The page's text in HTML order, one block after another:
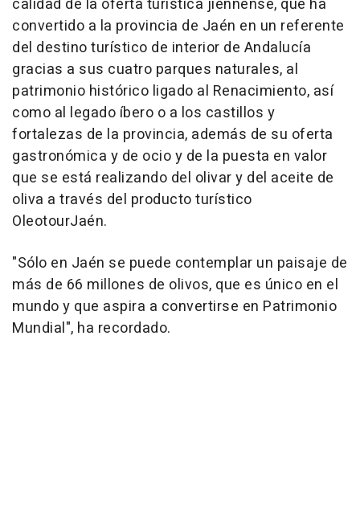
calidad de la oferta turística jiennense, que ha
convertido a la provincia de Jaén en un referente
del destino turístico de interior de Andalucía
gracias a sus cuatro parques naturales, al
patrimonio histórico ligado al Renacimiento, así
como al legado íbero o a los castillos y
fortalezas de la provincia, además de su oferta
gastronómica y de ocio y de la puesta en valor
que se está realizando del olivar y del aceite de
oliva a través del producto turístico
OleotourJaén.
"Sólo en Jaén se puede contemplar un paisaje de
más de 66 millones de olivos, que es único en el
mundo y que aspira a convertirse en Patrimonio
Mundial", ha recordado.